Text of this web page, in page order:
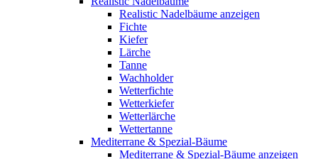
Realistic Nadelbäume anzeigen
Fichte
Kiefer
Lärche
Tanne
Wachholder
Wetterfichte
Wetterkiefer
Wetterlärche
Wettertanne
Mediterrane & Spezial-Bäume
Mediterrane & Spezial-Bäume anzeigen